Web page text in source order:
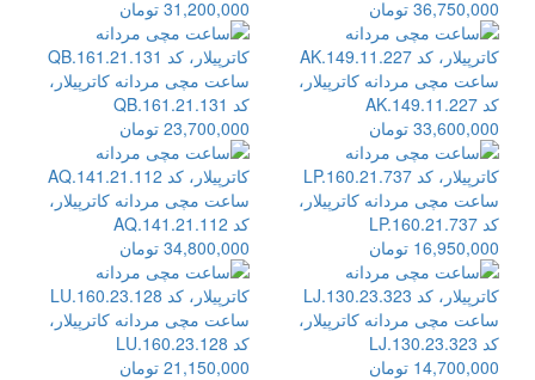
36,750,000 تومان 31,200,000 تومان
ساعت مچی مردانه کاترپیلار،
کد AK.149.11.227
33,600,000 تومان
ساعت مچی مردانه کاترپیلار،
کد QB.161.21.131
23,700,000 تومان
ساعت مچی مردانه کاترپیلار،
کد LP.160.21.737
16,950,000 تومان
ساعت مچی مردانه کاترپیلار،
کد AQ.141.21.112
34,800,000 تومان
ساعت مچی مردانه کاترپیلار،
کد LJ.130.23.323
14,700,000 تومان
ساعت مچی مردانه کاترپیلار،
کد LU.160.23.128
21,150,000 تومان